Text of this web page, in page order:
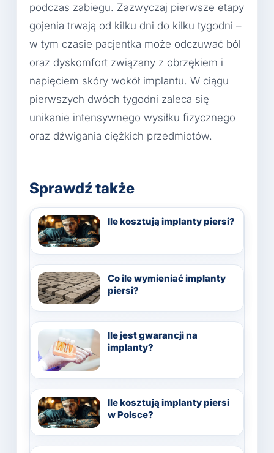
podczas zabiegu. Zazwyczaj pierwsze etapy
gojenia trwają od kilku dni do kilku tygodni –
w tym czasie pacjentka może odczuwać ból
oraz dyskomfort związany z obrzękiem i
napięciem skóry wokół implantu. W ciągu
pierwszych dwóch tygodni zaleca się
unikanie intensywnego wysiłku fizycznego
oraz dźwigania ciężkich przedmiotów.
Sprawdź także
Ile kosztują implanty piersi?
Co ile wymieniać implanty
piersi?
Ile jest gwarancji na
implanty?
Ile kosztują implanty piersi
w Polsce?